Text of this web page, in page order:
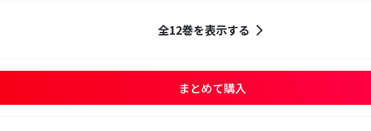
全12巻を表示する
まとめて購入